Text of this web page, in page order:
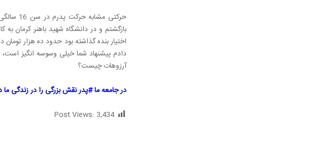
دادم پیشنهاد شما خیلی وسوسه انگیز
آرزوهات چیست؟
در جامعه ما #پدر نقش بزرگی را در زندگی
Post Views: 3,434